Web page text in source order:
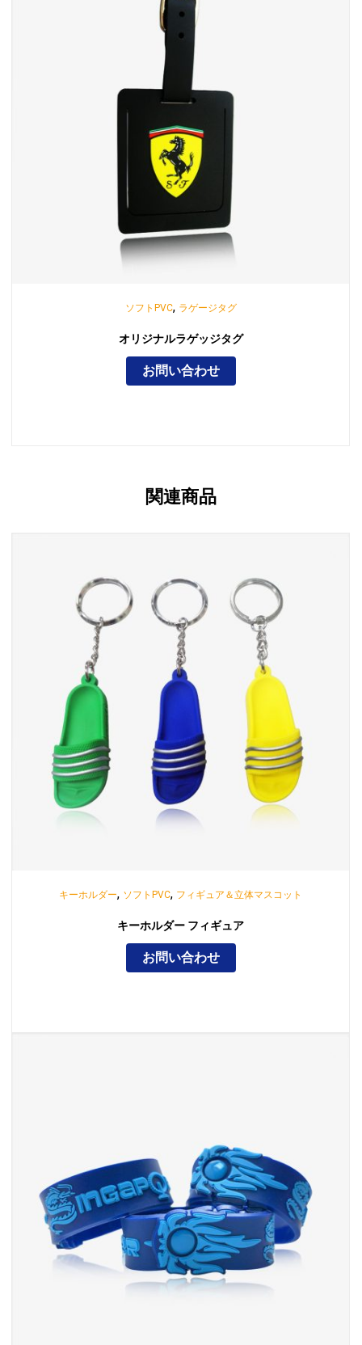
ソフトPVC, ラゲージタグ
オリジナルラゲッジタグ
お問い合わせ
関連商品
キーホルダー, ソフトPVC, フィギュア＆立体マスコット
キーホルダー フィギュア
お問い合わせ